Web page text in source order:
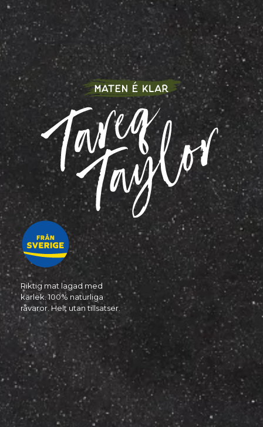
Riktig mat lagad med
kärlek. 100% naturliga
råvaror. Helt utan tillsatser.